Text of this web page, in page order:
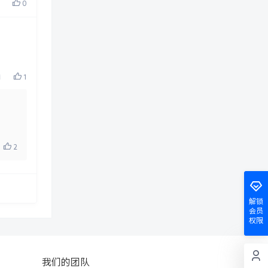
0
1
2
解锁
会员
权限
我们的团队